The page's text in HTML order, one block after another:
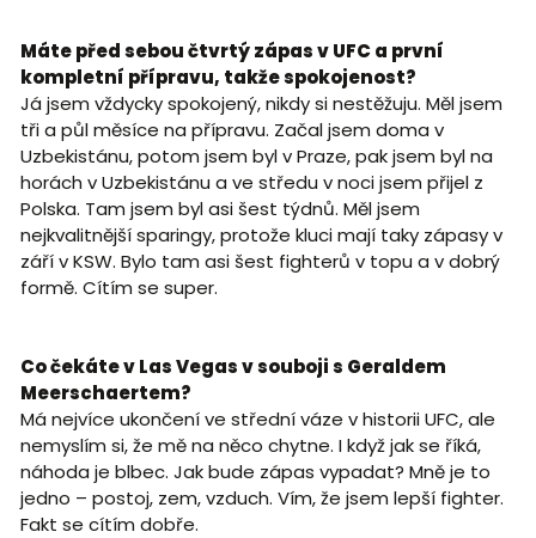
Máte před sebou čtvrtý zápas v UFC a první
kompletní přípravu, takže spokojenost?
Já jsem vždycky spokojený, nikdy si nestěžuju. Měl jsem
tři a půl měsíce na přípravu. Začal jsem doma v
Uzbekistánu, potom jsem byl v Praze, pak jsem byl na
horách v Uzbekistánu a ve středu v noci jsem přijel z
Polska. Tam jsem byl asi šest týdnů. Měl jsem
nejkvalitnější sparingy, protože kluci mají taky zápasy v
září v KSW. Bylo tam asi šest fighterů v topu a v dobrý
formě. Cítím se super.
Co čekáte v Las Vegas v souboji s Geraldem
Meerschaertem?
Má nejvíce ukončení ve střední váze v historii UFC, ale
nemyslím si, že mě na něco chytne. I když jak se říká,
náhoda je blbec. Jak bude zápas vypadat? Mně je to
jedno – postoj, zem, vzduch. Vím, že jsem lepší fighter.
Fakt se cítím dobře.